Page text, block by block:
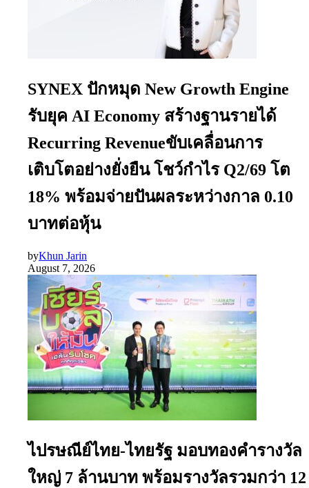
SYNEX ปักหมุด New Growth Engine
รับยุค AI Economy สร้างฐานรายได้
Recurring Revenueขับเคลื่อนการ
เติบโตอย่างยั่งยืน โชว์กำไร Q2/69 โต
18% พร้อมจ่ายปันผลระหว่างกาล 0.10
บาทต่อหุ้น
byKhun Jarin
August 7, 2026
ไปรษณีย์ไทย-ไทยรัฐ มอบทองคำรางวัล
ใหญ่ 7 ล้านบาท พร้อมรางวัลรวมกว่า 12